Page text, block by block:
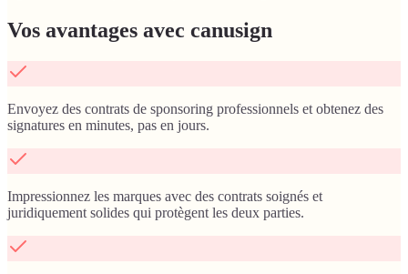
Vos avantages avec canusign
Envoyez des contrats de sponsoring professionnels et obtenez des
signatures en minutes, pas en jours.
Impressionnez les marques avec des contrats soignés et
juridiquement solides qui protègent les deux parties.